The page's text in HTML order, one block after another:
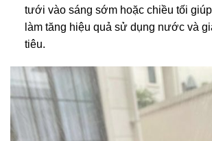
tưới vào sáng sớm hoặc chiều tối
làm tăng hiệu quả sử dụng nước và
tiêu.